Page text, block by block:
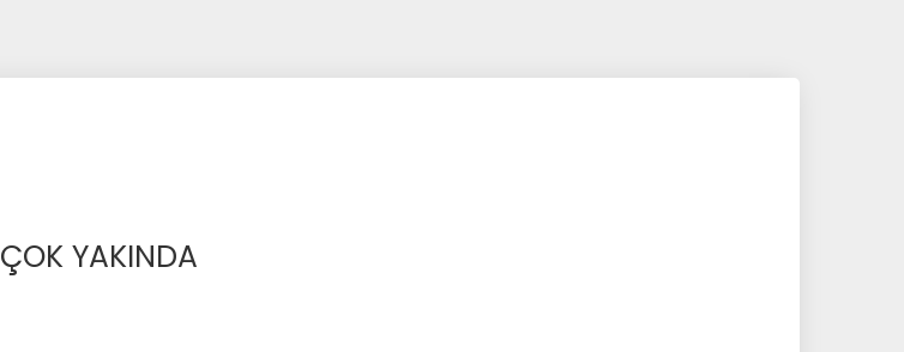
ÇOK YAKINDA